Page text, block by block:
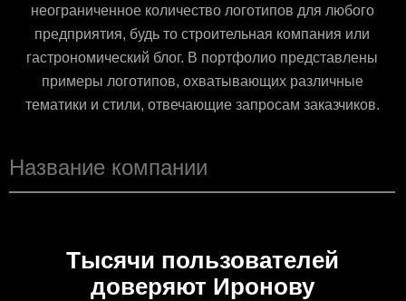
неограниченное количество логотипов для любого
предприятия, будь то строительная компания или
гастрономический блог. В портфолио представлены
примеры логотипов, охватывающих различные
тематики и стили, отвечающие запросам заказчиков.
Тысячи пользователей
доверяют Иронову